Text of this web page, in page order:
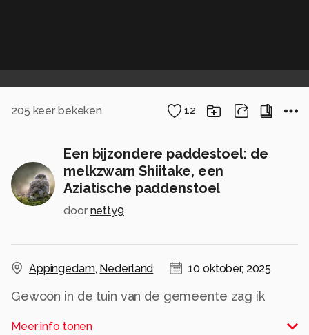
205 keer bekeken 12
Een bijzondere paddestoel: de
melkzwam Shiitake, een
Aziatische paddenstoel
door netty9
Appingedam, Nederland 10 oktober, 2025
Gewoon in de tuin van de gemeente zag ik
Meer info tonen